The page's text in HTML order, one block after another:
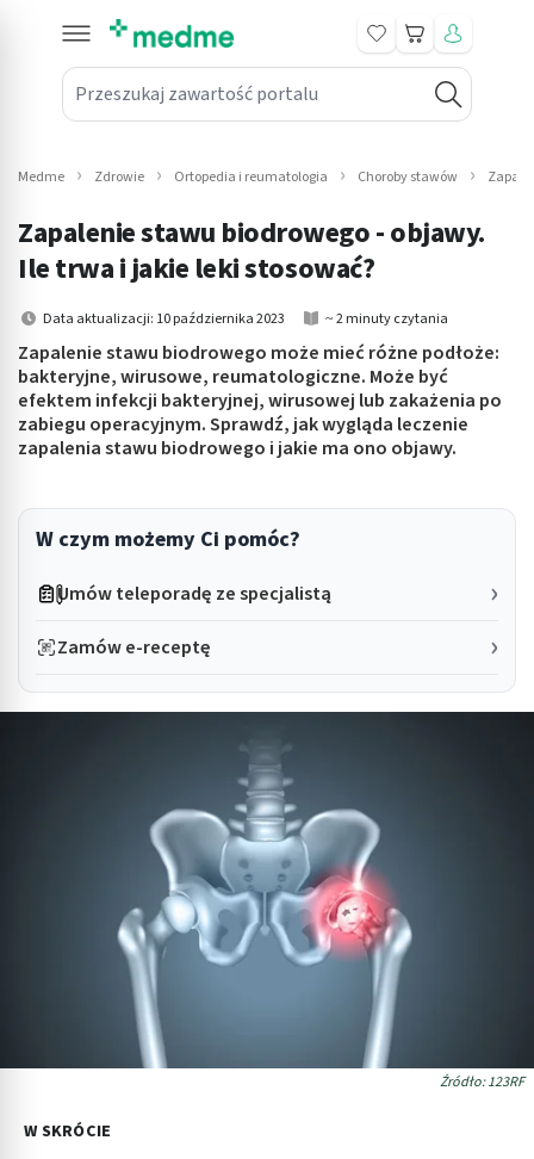
Przeszukaj zawartość portalu
Koszyk
submenu: Leki na receptę
submenu: Mama i dziecko
submenu: Kosmetyki
submenu: Higiena
submenu: Sprzęt medyczny
submenu: Wellness
Medme Zdrowie Ortopedia i reumatologia Choroby stawów
Zapalenie stawu biodrowego - objawy.
Ile trwa i jakie leki stosować?
Data aktualizacji: 10 października 2023 ~ 2 minuty czytania
Zapalenie stawu biodrowego może mieć różne podłoże:
bakteryjne, wirusowe, reumatologiczne. Może być
efektem infekcji bakteryjnej, wirusowej lub zakażenia po
zabiegu operacyjnym. Sprawdź, jak wygląda leczenie
zapalenia stawu biodrowego i jakie ma ono objawy.
W czym możemy Ci pomóc?
Umów teleporadę ze specjalistą
Zamów e-receptę
Źródło: 123RF
W SKRÓCIE